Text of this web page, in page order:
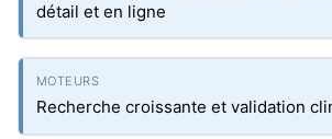
détail et en ligne
Recherche croissante et validation